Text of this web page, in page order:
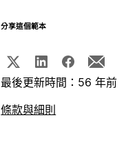
分享這個範本
最後更新時間：56 年前
條款與細則